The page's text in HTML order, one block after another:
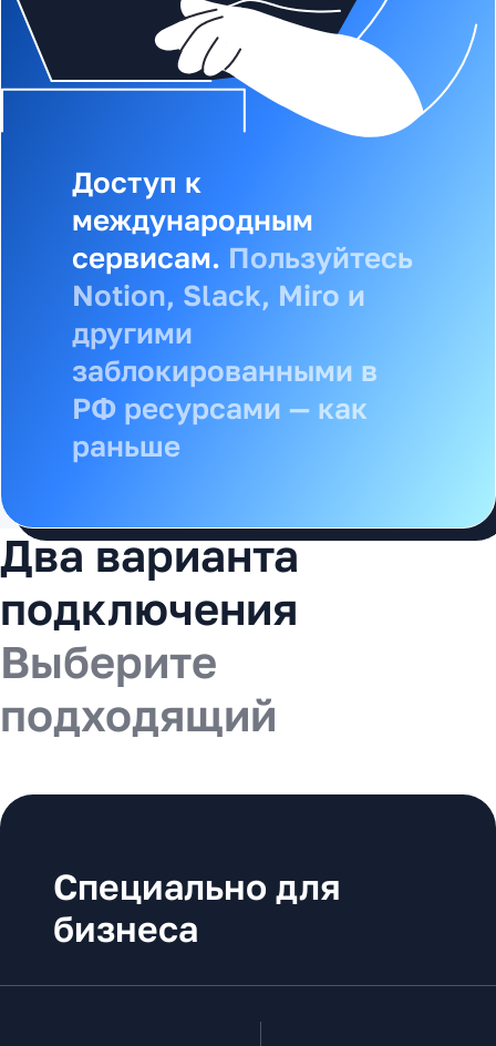
Доступ к
международным
сервисам. Пользуйтесь
Notion, Slack, Miro и
другими
заблокированными в
РФ ресурсами — как
раньше
Доступ к российским
сервисам.Пользуйтесь
Госуслугами, банками,
1С и другими
российскими
ресурсами из любой
точки мира
Два варианта
подключения
Выберите
подходящий
Специально для
бизнеса